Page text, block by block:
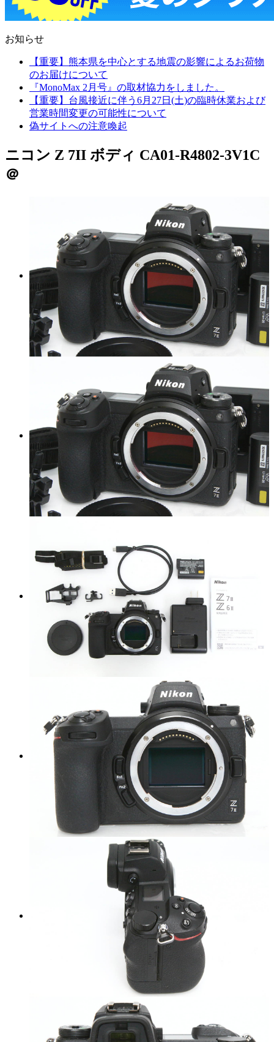
お知らせ
【重要】熊本県を中心とする地震の影響によるお荷物
のお届けについて
『MonoMax 2月号』の取材協力をしました。
【重要】台風接近に伴う6月27日(土)の臨時休業および
営業時間変更の可能性について
偽サイトへの注意喚起
ニコン Z 7II ボディ CA01-R4802-3V1C
＠